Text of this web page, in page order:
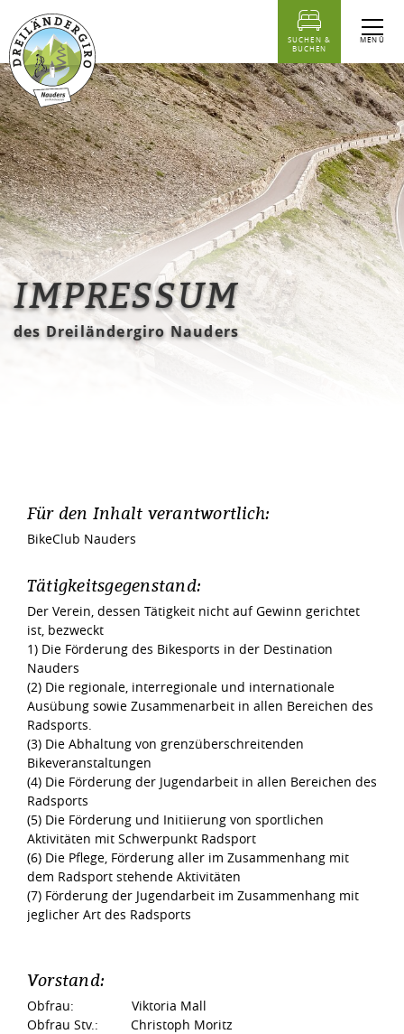
Inhaltstabelle
MENÜ
SUCHEN &
BUCHEN
IMPRESSUM
des Dreiländergiro Nauders
Für den Inhalt verantwortlich:
BikeClub Nauders
Tätigkeitsgegenstand:
Der Verein, dessen Tätigkeit nicht auf Gewinn gerichtet
ist, bezweckt
1) Die Förderung des Bikesports in der Destination
Nauders
(2) Die regionale, interregionale und internationale
Ausübung sowie Zusammenarbeit in allen Bereichen des
Radsports.
(3) Die Abhaltung von grenzüberschreitenden
Bikeveranstaltungen
(4) Die Förderung der Jugendarbeit in allen Bereichen des
Radsports
(5) Die Förderung und Initiierung von sportlichen
Aktivitäten mit Schwerpunkt Radsport
(6) Die Pflege, Förderung aller im Zusammenhang mit
dem Radsport stehende Aktivitäten
(7) Förderung der Jugendarbeit im Zusammenhang mit
jeglicher Art des Radsports
Vorstand:
Obfrau: Viktoria Mall
Obfrau Stv.: Christoph Moritz